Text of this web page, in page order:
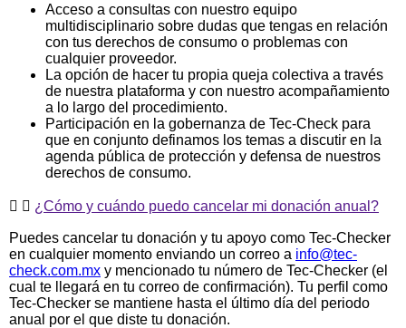
Acceso a consultas con nuestro equipo
multidisciplinario sobre dudas que tengas en relación
con tus derechos de consumo o problemas con
cualquier proveedor.
La opción de hacer tu propia queja colectiva a través
de nuestra plataforma y con nuestro acompañamiento
a lo largo del procedimiento.
Participación en la gobernanza de Tec-Check para
que en conjunto definamos los temas a discutir en la
agenda pública de protección y defensa de nuestros
derechos de consumo.
¿Cómo y cuándo puedo cancelar mi donación anual?
Puedes cancelar tu donación y tu apoyo como Tec-Checker
en cualquier momento enviando un correo a info@tec-
check.com.mx y mencionado tu número de Tec-Checker (el
cual te llegará en tu correo de confirmación). Tu perfil como
Tec-Checker se mantiene hasta el último día del periodo
anual por el que diste tu donación.